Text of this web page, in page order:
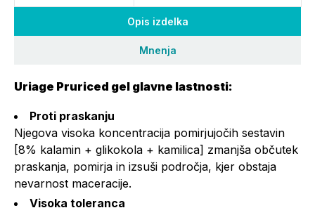
Opis izdelka
Mnenja
Uriage Pruriced gel glavne lastnosti:
Proti praskanju
Njegova visoka koncentracija pomirjujočih sestavin
[8% kalamin + glikokola + kamilica] zmanjša občutek
praskanja, pomirja in izsuši področja, kjer obstaja
nevarnost maceracije.
Visoka toleranca